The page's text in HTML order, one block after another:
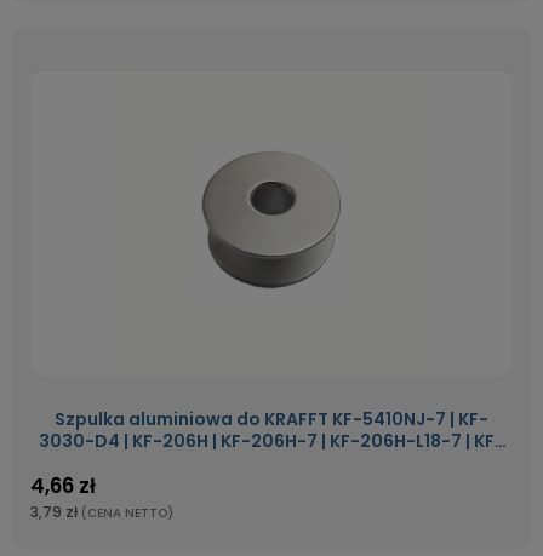
Szpulka aluminiowa do KRAFFT KF-5410NJ-7 | KF-
3030-D4 | KF-206H | KF-206H-7 | KF-206H-L18-7 | KF-
4,66 zł
3,79 zł (CENA NETTO)